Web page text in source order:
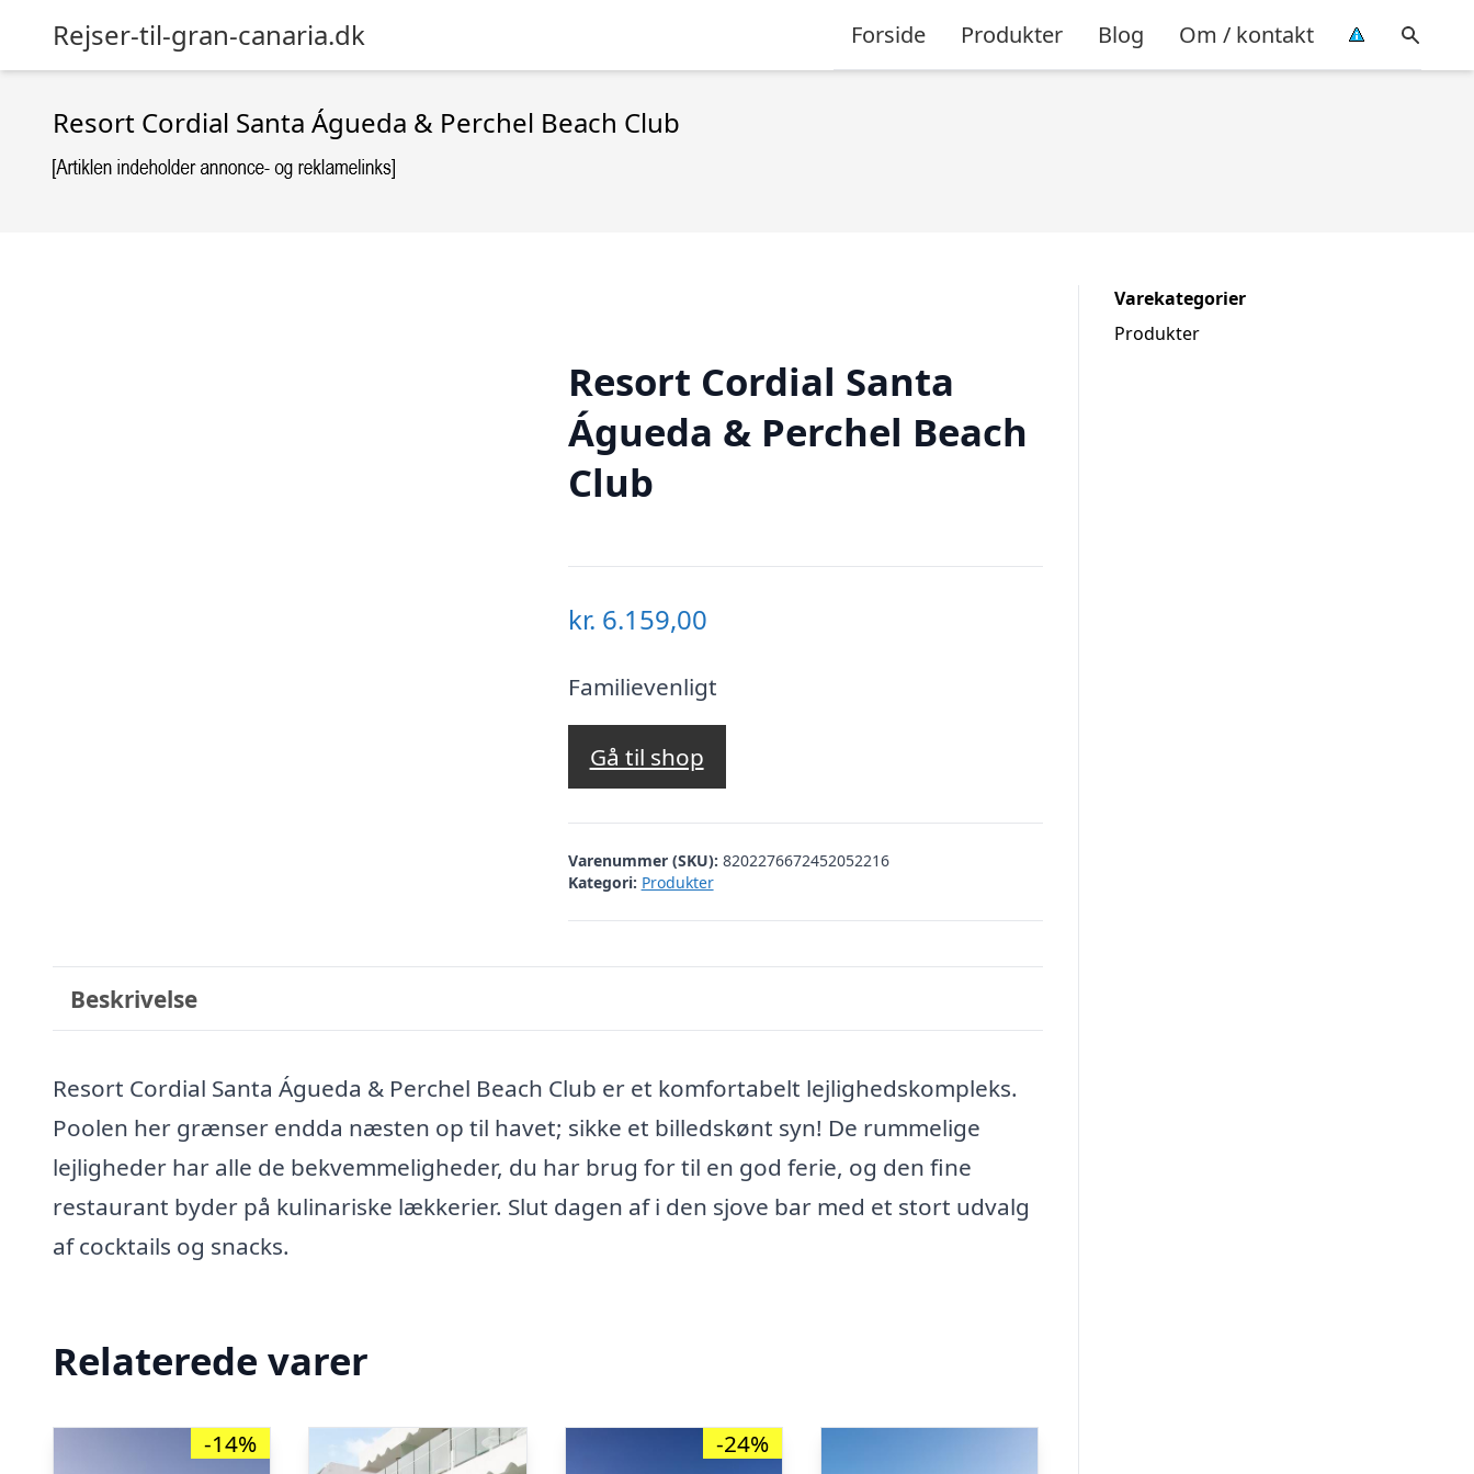
Rejser-til-gran-canaria.dk Forside Produkter Blog Om / kontakt
Resort Cordial Santa Águeda & Perchel Beach Club
Resort Cordial Santa
Águeda & Perchel Beach
Club
kr. 6.159,00
Familievenligt
Gå til shop
Varenummer (SKU): 8202276672452052216
Kategori: Produkter
Beskrivelse
Resort Cordial Santa Águeda & Perchel Beach Club er et komfortabelt lejlighedskompleks.
Poolen her grænser endda næsten op til havet; sikke et billedskønt syn! De rummelige
lejligheder har alle de bekvemmeligheder, du har brug for til en god ferie, og den fine
restaurant byder på kulinariske lækkerier. Slut dagen af i den sjove bar med et stort udvalg
af cocktails og snacks.
Relaterede varer
-14% -24%
Varekategorier
Produkter